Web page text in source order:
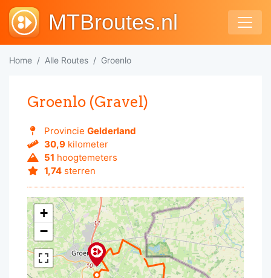
MTBroutes.nl
Home Alle Routes Groenlo
Groenlo (Gravel)
Provincie Gelderland
30,9kilometer
51 hoogtemeters
1,74sterren
+
−